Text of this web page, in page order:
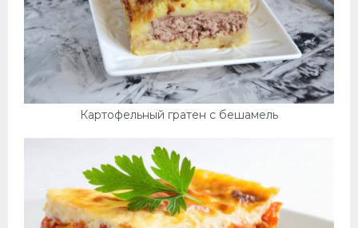
Картофельный гратен с бешамель